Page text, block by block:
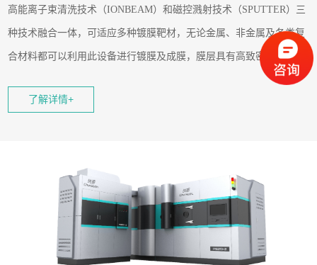
高能离子束清洗技术（IONBEAM）和磁控溅射技术（SPUTTER）三
种技术融合一体，可适应多种镀膜靶材，无论金属、非金属及各类复
合材料都可以利用此设备进行镀膜及成膜，膜层具有高致密 、超
硬、耐磨损、耐腐蚀等特点。设备可镀制各类金属复合物涂层如：
TiN、TiCN、TiAlN、CrN；金属涂层如：Cu、Au、Ag等。设备具备
了解详情+